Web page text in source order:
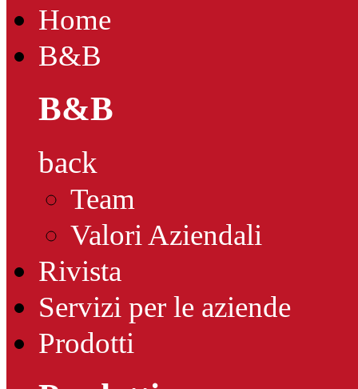
Home
B&B
B&B
back
Team
Valori Aziendali
Rivista
Servizi per le aziende
Prodotti